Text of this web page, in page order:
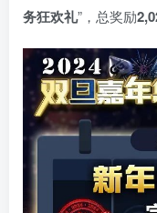
务狂欢礼”，总奖励